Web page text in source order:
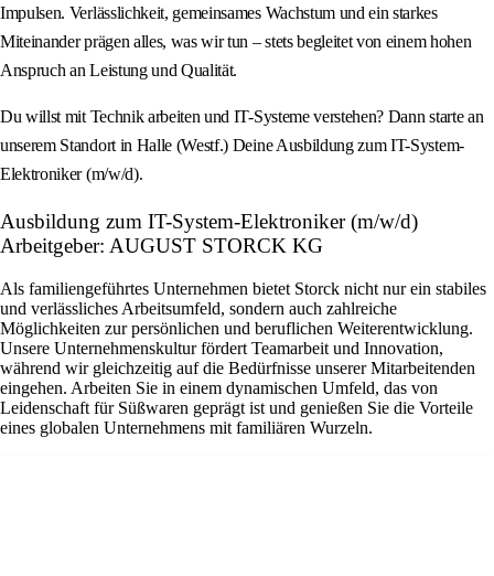
Impulsen. Verlässlichkeit, gemeinsames Wachstum und ein starkes
Miteinander prägen alles, was wir tun – stets begleitet von einem hohen
Anspruch an Leistung und Qualität.
Du willst mit Technik arbeiten und IT-Systeme verstehen? Dann starte an
unserem Standort in Halle (Westf.) Deine Ausbildung zum IT-System-
Elektroniker (m/w/d).
Ausbildung zum IT-System-Elektroniker (m/w/d)
Arbeitgeber: AUGUST STORCK KG
Als familiengeführtes Unternehmen bietet Storck nicht nur ein stabiles
und verlässliches Arbeitsumfeld, sondern auch zahlreiche
Möglichkeiten zur persönlichen und beruflichen Weiterentwicklung.
Unsere Unternehmenskultur fördert Teamarbeit und Innovation,
während wir gleichzeitig auf die Bedürfnisse unserer Mitarbeitenden
eingehen. Arbeiten Sie in einem dynamischen Umfeld, das von
Leidenschaft für Süßwaren geprägt ist und genießen Sie die Vorteile
eines globalen Unternehmens mit familiären Wurzeln.